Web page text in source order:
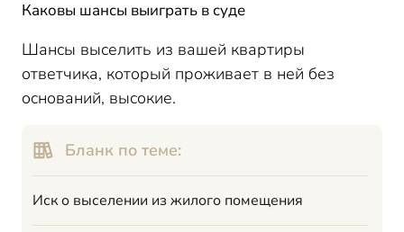
Каковы шансы выиграть в суде
Шансы выселить из вашей квартиры
ответчика, который проживает в ней без
оснований, высокие.
Бланк по теме:
Иск о выселении из жилого помещения